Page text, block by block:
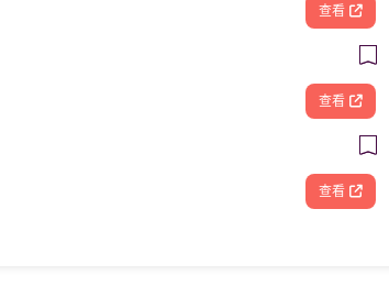
查看
查看
查看